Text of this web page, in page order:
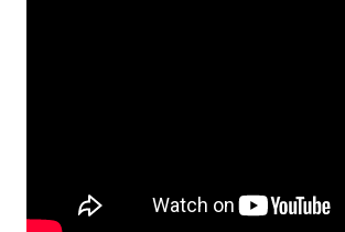
WN
KALTENG